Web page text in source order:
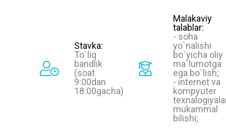
Stavka:
To`liq
bandlik
(soat
9:00dan
18:00gacha)
Malakaviy
talablar:
- soha
yo`nalishi
bo`yicha oliy
ma`lumotga
ega bo`lish;
- internet va
kompyuter
mukammal
bilishi;